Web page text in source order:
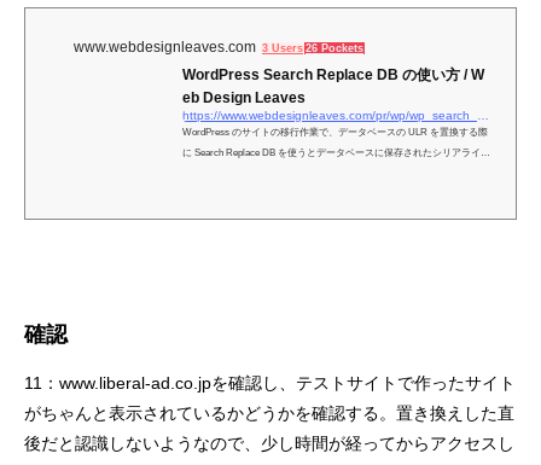
www.webdesignleaves.com 3 Users 26 Pockets
WordPress Search Replace DB の使い方 / W
eb Design Leaves
https://www.webdesignleaves.com/pr/wp/wp_search_replace_db.html
WordPress のサイトの移行作業で、データベースの ULR を置換する際
に Search Replace DB を使うとデータベースに保存されたシリアライズ
確認
11：www.liberal-ad.co.jpを確認し、テストサイトで作ったサイト
がちゃんと表示されているかどうかを確認する。置き換えした直
後だと認識しないようなので、少し時間が経ってからアクセスし